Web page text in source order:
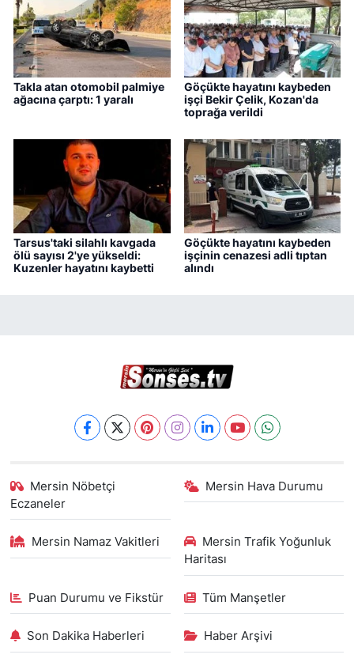
Takla atan otomobil palmiye
ağacına çarptı: 1 yaralı
Göçükte hayatını kaybeden
işçi Bekir Çelik, Kozan'da
toprağa verildi
Tarsus'taki silahlı kavgada
ölü sayısı 2'ye yükseldi:
Kuzenler hayatını kaybetti
Göçükte hayatını kaybeden
işçinin cenazesi adli tıptan
alındı
Mersin Nöbetçi
Eczaneler
Mersin Hava Durumu
Mersin Namaz Vakitleri
Mersin Trafik Yoğunluk
Haritası
Puan Durumu ve Fikstür Tüm Manşetler
Son Dakika Haberleri Haber Arşivi